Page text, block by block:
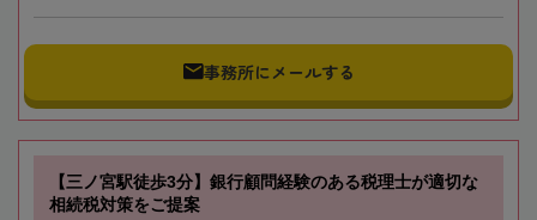
事務所にメールする
【三ノ宮駅徒歩3分】銀行顧問経験のある税理士が適切な
相続税対策をご提案